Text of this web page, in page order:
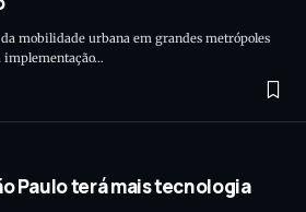
mobilidade urbana em grandes metrópoles
implementação…
Paulo terá mais tecnologia